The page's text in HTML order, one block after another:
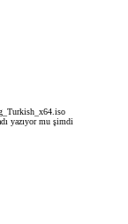
yazıyor mu şimdi